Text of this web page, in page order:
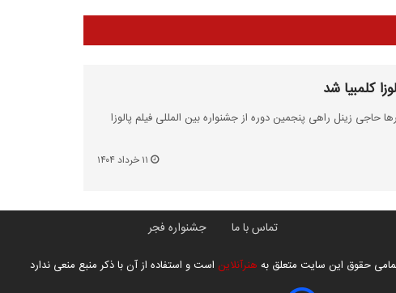
کلمبیا شد
حاجی زینل راهی پنجمین دوره از جشنواره بین المللی فیلم پالوزا
تماس با ما جشنواره فجر
حقوق این سایت متعلق به هنرآنلاین است و استفاده از آن با ذکر منبع منعی ندارد